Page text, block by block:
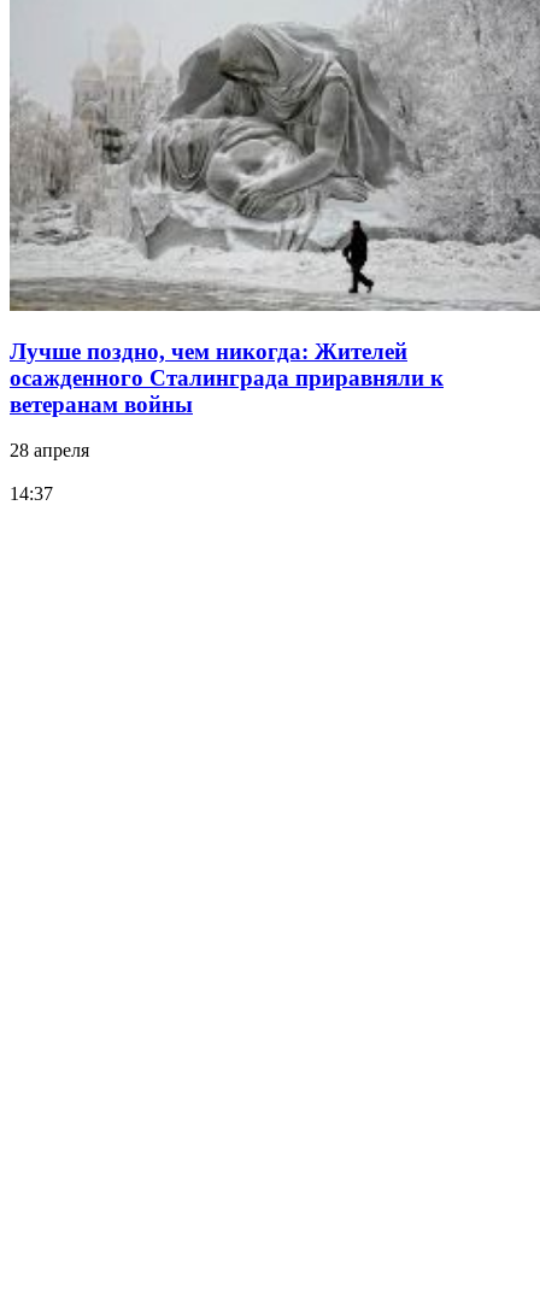
Лучше поздно, чем никогда: Жителей
осажденного Сталинграда приравняли к
ветеранам войны
28 апреля
14:37